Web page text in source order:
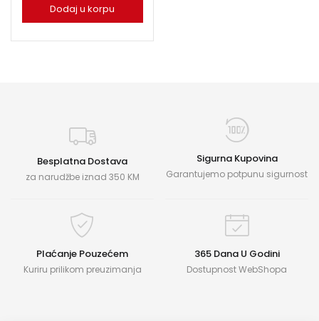
Dodaj u korpu
Besplatna Dostava
za narudžbe iznad 350 KM
Sigurna Kupovina
Garantujemo potpunu sigurnost
Plaćanje Pouzećem
Kuriru prilikom preuzimanja
365 Dana U Godini
Dostupnost WebShopa